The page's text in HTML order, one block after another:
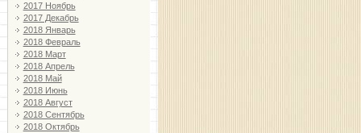
2017 Ноябрь
2017 Декабрь
2018 Январь
2018 Февраль
2018 Март
2018 Апрель
2018 Май
2018 Июнь
2018 Август
2018 Сентябрь
2018 Октябрь